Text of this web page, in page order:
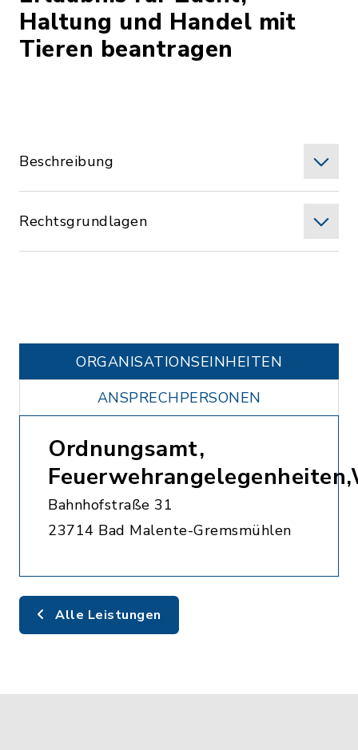
Haltung und Handel mit
Tieren beantragen
Beschreibung
Rechtsgrundlagen
ORGANISATIONS­EINHEITEN
ANSPRECHPERSONEN
Ordnungsamt,
Bahnhofstraße 31
23714 Bad Malente-Gremsmühlen
Alle Leistungen